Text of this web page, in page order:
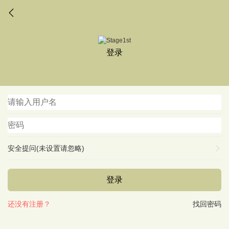
登录
安全提问(未设置请忽略)
登录
找回密码
还没有注册？